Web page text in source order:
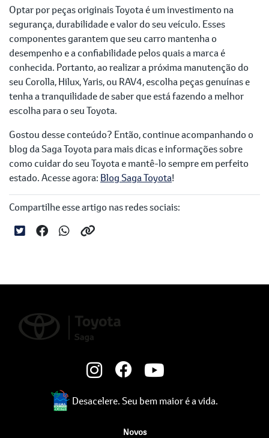
Optar por peças originais Toyota é um investimento na
segurança, durabilidade e valor do seu veículo. Esses
componentes garantem que seu carro mantenha o
desempenho e a confiabilidade pelos quais a marca é
conhecida. Portanto, ao realizar a próxima manutenção do
seu Corolla, Hilux, Yaris, ou RAV4, escolha peças genuínas e
tenha a tranquilidade de saber que está fazendo a melhor
escolha para o seu Toyota.
Gostou desse conteúdo? Então, continue acompanhando o
blog da Saga Toyota para mais dicas e informações sobre
como cuidar do seu Toyota e mantê-lo sempre em perfeito
estado. Acesse agora: Blog Saga Toyota!
Compartilhe esse artigo nas redes sociais:
Desacelere. Seu bem maior é a vida.
Novos